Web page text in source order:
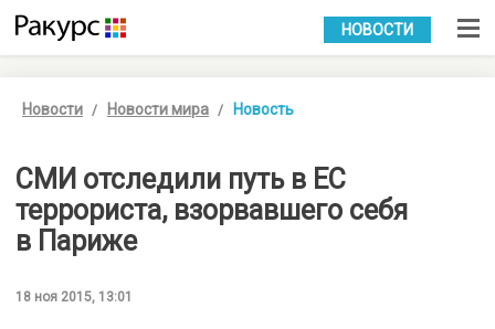
УКР РУС
НОВОСТИ
Новости Новости мира Новость
СМИ отследили путь в ЕС
террориста, взорвавшего себя
в Париже
18 ноя 2015, 13:01